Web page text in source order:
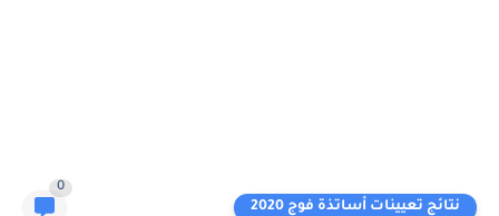
نتائج تعيينات أساتذة فوج 2020
0